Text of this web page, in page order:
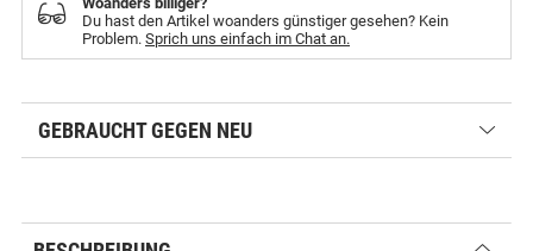
Du hast den Artikel woanders günstiger gesehen? Kein
Problem. Sprich uns einfach im Chat an.
GEBRAUCHT GEGEN NEU